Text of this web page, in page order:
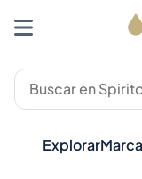
Explorar